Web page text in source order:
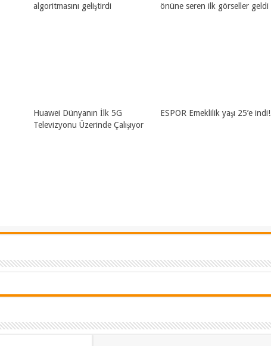
algoritmasını geliştirdi
önüne seren ilk görseller geldi
Huawei Dünyanın İlk 5G
Televizyonu Üzerinde Çalışıyor
ESPOR Emeklilik yaşı 25’e indi!